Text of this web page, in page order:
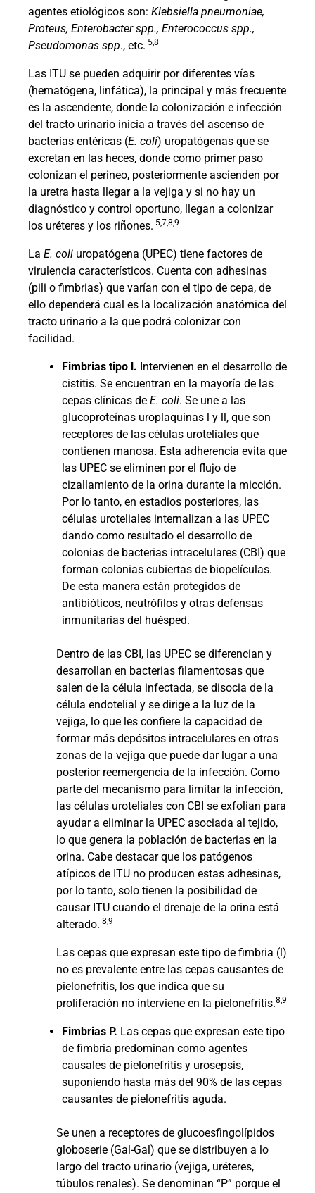
agentes etiológicos son: Klebsiella pneumoniae,
Proteus, Enterobacter spp., Enterococcus spp.,
Pseudomonas spp., etc. 5,8
Las ITU se pueden adquirir por diferentes vías
(hematógena, linfática), la principal y más frecuente
es la ascendente, donde la colonización e infección
del tracto urinario inicia a través del ascenso de
bacterias entéricas (E. coli) uropatógenas que se
excretan en las heces, donde como primer paso
colonizan el perineo, posteriormente ascienden por
la uretra hasta llegar a la vejiga y si no hay un
diagnóstico y control oportuno, llegan a colonizar
los uréteres y los riñones. 5,7,8,9
La E. coli uropatógena (UPEC) tiene factores de
virulencia característicos. Cuenta con adhesinas
(pili o fimbrias) que varían con el tipo de cepa, de
ello dependerá cual es la localización anatómica del
tracto urinario a la que podrá colonizar con
facilidad.
Fimbrias tipo l. Intervienen en el desarrollo de
cistitis. Se encuentran en la mayoría de las
cepas clínicas de E. coli. Se une a las
glucoproteínas uroplaquinas l y ll, que son
receptores de las células uroteliales que
contienen manosa. Esta adherencia evita que
las UPEC se eliminen por el flujo de
cizallamiento de la orina durante la micción.
Por lo tanto, en estadios posteriores, las
células uroteliales internalizan a las UPEC
dando como resultado el desarrollo de
colonias de bacterias intracelulares (CBI) que
forman colonias cubiertas de biopelículas.
De esta manera están protegidos de
antibióticos, neutrófilos y otras defensas
inmunitarias del huésped.
Dentro de las CBI, las UPEC se diferencian y
desarrollan en bacterias filamentosas que
salen de la célula infectada, se disocia de la
célula endotelial y se dirige a la luz de la
vejiga, lo que les confiere la capacidad de
formar más depósitos intracelulares en otras
zonas de la vejiga que puede dar lugar a una
posterior reemergencia de la infección. Como
parte del mecanismo para limitar la infección,
las células uroteliales con CBI se exfolian para
ayudar a eliminar la UPEC asociada al tejido,
lo que genera la población de bacterias en la
orina. Cabe destacar que los patógenos
atípicos de ITU no producen estas adhesinas,
por lo tanto, solo tienen la posibilidad de
causar ITU cuando el drenaje de la orina está
alterado. 8,9
Las cepas que expresan este tipo de fimbria (l)
no es prevalente entre las cepas causantes de
pielonefritis, los que indica que su
proliferación no interviene en la pielonefritis.8,9
Fimbrias P. Las cepas que expresan este tipo
de fimbria predominan como agentes
causales de pielonefritis y urosepsis,
suponiendo hasta más del 90% de las cepas
causantes de pielonefritis aguda.
Se unen a receptores de glucoesfingolípidos
globoserie (Gal-Gal) que se distribuyen a lo
largo del tracto urinario (vejiga, uréteres,
túbulos renales). Se denominan “P” porque el